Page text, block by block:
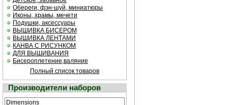
Обереги, фэн-шуй, миниатюры
Иконы, храмы, мечети
Подушки, аксессуары
ВЫШИВКА БИСЕРОМ
ВЫШИВКА ЛЕНТАМИ
КАНВА С РИСУНКОМ
ДЛЯ ВЫШИВАНИЯ
Бисероплетение,валяние
Полный список товаров
Производители наборов